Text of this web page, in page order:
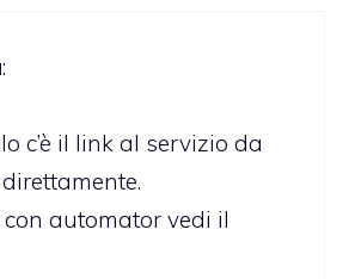
:
c’è il link al servizio da
automator vedi il